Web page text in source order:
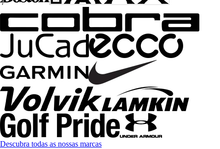
Descubra todas as nossas marcas